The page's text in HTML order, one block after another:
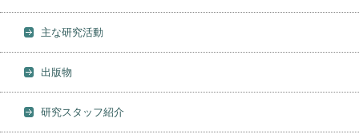
主な研究活動
出版物
研究スタッフ紹介